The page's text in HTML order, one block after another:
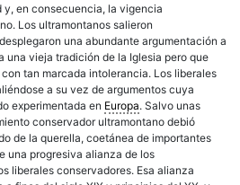
en consecuencia, la vigencia
Los ultramontanos salieron
una abundante argumentación a
una vieja tradición de la Iglesia pero que
tan marcada intolerancia. Los liberales
a su vez de argumentos cuya
experimentada en Europa. Salvo unas
conservador ultramontano debió
de la querella, coetánea de importantes
una progresiva alianza de los
liberales conservadores. Esa alianza